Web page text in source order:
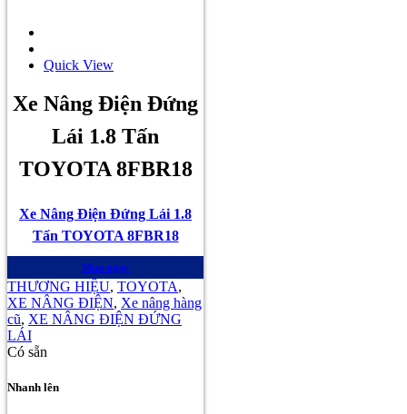
Quick View
Xe Nâng Điện Đứng
Lái 1.8 Tấn
TOYOTA 8FBR18
Xe Nâng Điện Đứng Lái 1.8
Tấn TOYOTA 8FBR18
Mua ngay
THƯƠNG HIỆU, TOYOTA,
XE NÂNG ĐIỆN, Xe nâng hàng
cũ, XE NÂNG ĐIỆN ĐỨNG
LÁI
Có sẵn
Nhanh lên